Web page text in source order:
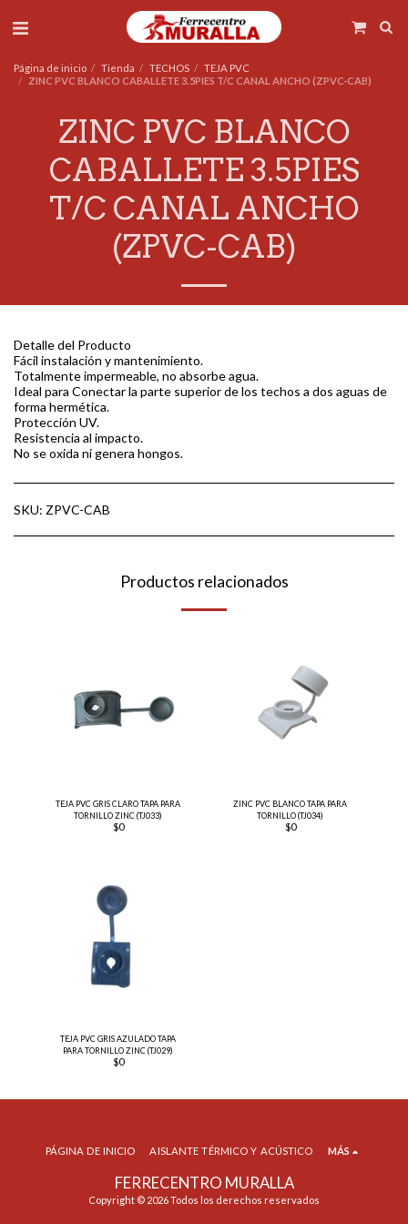
Página de inicio Tienda TECHOS
TEJA PVC
ZINC PVC BLANCO CABALLETE 3.5PIES T/C CANAL ANCHO (ZPVC-CAB)
ZINC PVC BLANCO
CABALLETE 3.5PIES
T/C CANAL ANCHO
(ZPVC-CAB)
Detalle del Producto
Fácil instalación y mantenimiento.
Totalmente impermeable, no absorbe agua.
Ideal para Conectar la parte superior de los techos a dos aguas de
forma hermética.
Protección UV.
Resistencia al impacto.
No se oxida ni genera hongos.
SKU: ZPVC-CAB
Productos relacionados
TEJA PVC GRIS CLARO TAPA PARA
TORNILLO ZINC (TJ033)
$0
ZINC PVC BLANCO TAPA PARA
TORNILLO (TJ034)
$0
TEJA PVC GRIS AZULADO TAPA
PARA TORNILLO ZINC (TJ029)
$0
FERRECENTRO MURALLA
Copyright © 2026 Todos los derechos reservados
PÁGINA DE INICIO AISLANTE TÉRMICO Y ACÚSTICO MÁS